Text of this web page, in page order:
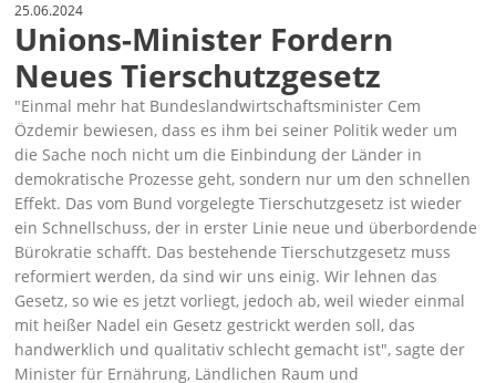
25.06.2024
Unions-Minister Fordern
Neues Tierschutzgesetz
Einmal mehr hat Bundeslandwirtschaftsminister Cem
Özdemir bewiesen, dass es ihm bei seiner Politik weder um
die Sache noch nicht um die Einbindung der Länder in
demokratische Prozesse geht, sondern nur um den schnellen
Effekt. Das vom Bund vorgelegte Tierschutzgesetz ist wieder
ein Schnellschuss, der in erster Linie neue und überbordende
Bürokratie schafft. Das bestehende Tierschutzgesetz muss
reformiert werden, da sind wir uns einig. Wir lehnen das
Gesetz, so wie es jetzt vorliegt, jedoch ab, weil wieder einmal
mit heißer Nadel ein Gesetz gestrickt werden soll, das
handwerklich und qualitativ schlecht gemacht ist , sagte der
Minister für Ernährung, Ländlichen Raum und